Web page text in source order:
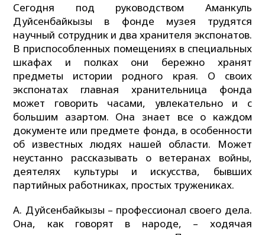
Сегодня под руководством Аманкуль
Дуйсенбайкызы в фонде музея трудятся
научный сотрудник и два хранителя экспонатов.
В приспособленных помещениях в специальных
шкафах и полках они бережно хранят
предметы истории родного края. О своих
экспонатах главная хранительница фонда
может говорить часами, увлекательно и с
большим азартом. Она знает все о каждом
документе или предмете фонда, в особенности
об известных людях нашей области. Может
неустанно рассказывать о ветеранах войны,
деятелях культуры и искусства, бывших
партийных работниках, простых тружениках.
А. Дуйсенбайкызы – профессионал своего дела.
Она, как говорят в народе, – ходячая